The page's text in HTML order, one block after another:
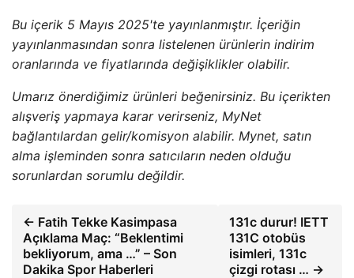
Bu içerik 5 Mayıs 2025'te yayınlanmıştır. İçeriğin
yayınlanmasından sonra listelenen ürünlerin indirim
oranlarında ve fiyatlarında değişiklikler olabilir.
Umarız önerdiğimiz ürünleri beğenirsiniz. Bu içerikten
alışveriş yapmaya karar verirseniz, MyNet
bağlantılardan gelir/komisyon alabilir. Mynet, satın
alma işleminden sonra satıcıların neden olduğu
sorunlardan sorumlu değildir.
← Fatih Tekke Kasimpasa
Açıklama Maç: “Beklentimi
bekliyorum, ama …” – Son
Dakika Spor Haberleri
131c durur! IETT
131C otobüs
isimleri, 131c
çizgi rotası … →